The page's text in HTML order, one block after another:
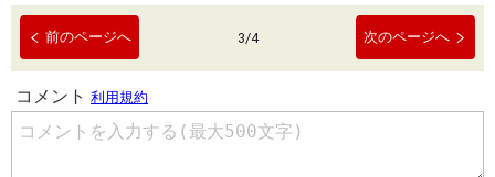
前のページへ 3/4 次のページへ